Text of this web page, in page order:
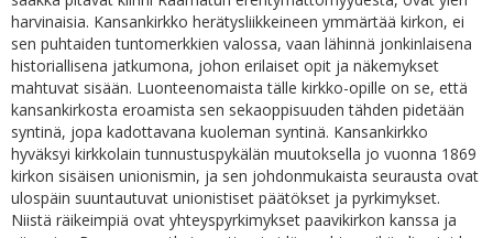
harvinaisia. Kansankirkko herätysliikkeineen ymmärtää kirkon, ei
sen puhtaiden tuntomerkkien valossa, vaan lähinnä jonkinlaisena
historiallisena jatkumona, johon erilaiset opit ja näkemykset
mahtuvat sisään. Luonteenomaista tälle kirkko-opille on se, että
kansankirkosta eroamista sen sekaoppisuuden tähden pidetään
syntinä, jopa kadottavana kuoleman syntinä. Kansankirkko
hyväksyi kirkkolain tunnustuspykälän muutoksella jo vuonna 1869
kirkon sisäisen unionismin, ja sen johdonmukaista seurausta ovat
ulospäin suuntautuvat unionistiset päätökset ja pyrkimykset.
Niistä räikeimpiä ovat yhteyspyrkimykset paavikirkon kanssa ja